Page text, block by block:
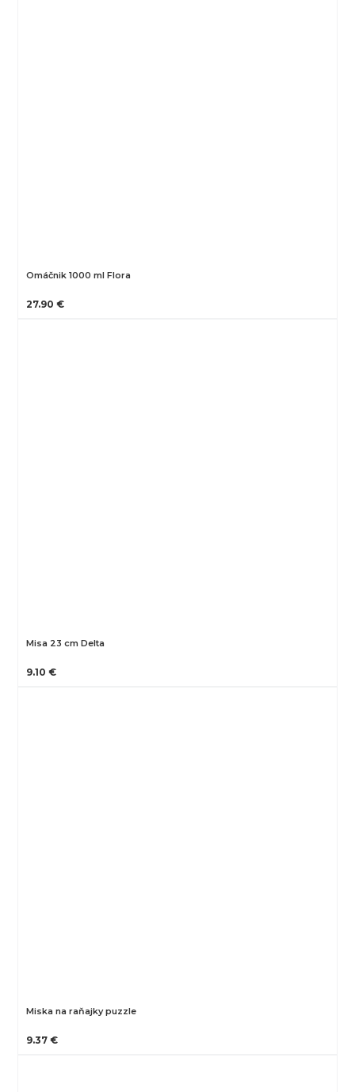
Omáčnik 1000 ml Flora
27.90 €
Misa 23 cm Delta
9.10 €
Miska na raňajky puzzle
9.37 €